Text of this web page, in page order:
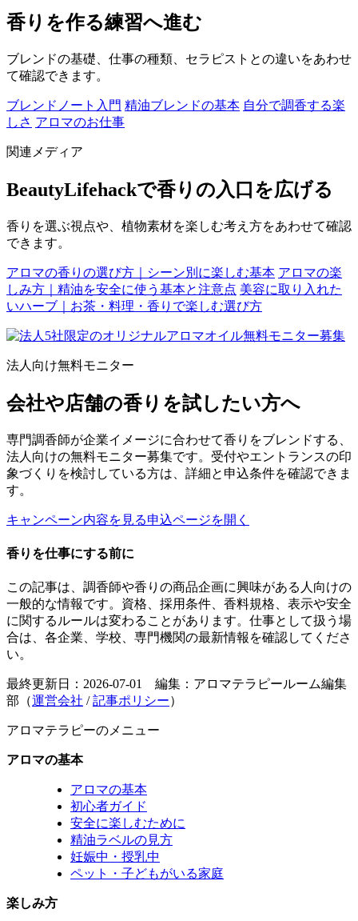
香りを作る練習へ進む
ブレンドの基礎、仕事の種類、セラピストとの違いをあわせ
て確認できます。
ブレンドノート入門 精油ブレンドの基本 自分で調香する楽
しさ アロマのお仕事
関連メディア
BeautyLifehackで香りの入口を広げる
香りを選ぶ視点や、植物素材を楽しむ考え方をあわせて確認
できます。
アロマの香りの選び方｜シーン別に楽しむ基本 アロマの楽
しみ方｜精油を安全に使う基本と注意点 美容に取り入れた
いハーブ｜お茶・料理・香りで楽しむ選び方
法人向け無料モニター
会社や店舗の香りを試したい方へ
専門調香師が企業イメージに合わせて香りをブレンドする、
法人向けの無料モニター募集です。受付やエントランスの印
象づくりを検討している方は、詳細と申込条件を確認できま
す。
キャンペーン内容を見る申込ページを開く
香りを仕事にする前に
この記事は、調香師や香りの商品企画に興味がある人向けの
一般的な情報です。資格、採用条件、香料規格、表示や安全
に関するルールは変わることがあります。仕事として扱う場
合は、各企業、学校、専門機関の最新情報を確認してくださ
い。
最終更新日：2026-07-01 編集：アロマテラピールーム編集
部（運営会社 /記事ポリシー）
アロマテラピーのメニュー
アロマの基本
アロマの基本
初心者ガイド
安全に楽しむために
精油ラベルの見方
妊娠中・授乳中
ペット・子どもがいる家庭
楽しみ方